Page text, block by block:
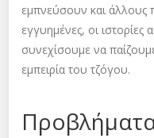
εμπνεύσουν και άλλους
εγγυημένες, οι
συνεχίσουμε να
εμπειρία του τζόγου.
Προβλήματα